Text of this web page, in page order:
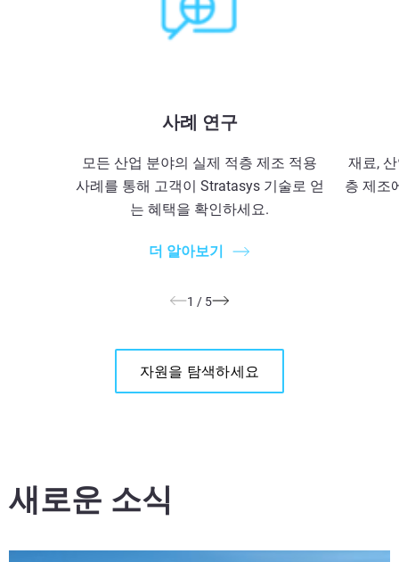
사례 연구
모든 산업 분야의 실제 적층 제조 적용
사례를 통해 고객이 Stratasys 기술로 얻
는 혜택을 확인하세요.
더 알아보기
재료,
층 제조
1 / 5
자원을 탐색하세요
새로운 소식